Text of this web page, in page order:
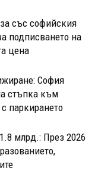
със софийския
подписването на
цена
София
стъпка към
паркирането
млрд.: През 2026